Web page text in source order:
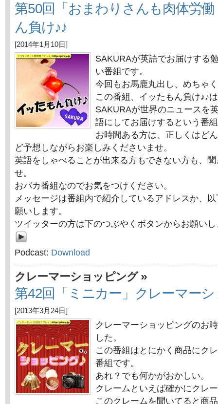
第50回「おまわりさんも肉体労
ん負け♪♪
[2014年1月10日]
SAKURAが英語でお届けする
い番組です。
今回もお馬鹿丸出し、めちゃ
この番組、イッたもん負け♪♪
SAKURAが世界のニュースを
語にしてお届けするという番
お時間ある方は、正しくはど
ど予想しながらお楽しみくださいませ。
英語をしゃべることが出来る方もできない方も、
せ。
おバカ番組なのでお気をつけください。
メッセージは番組内で紹介しているアドレスか、
願いします。
ツイッターの方は下のつぶやくボタンからお願い
Podcast: Download
クレーマーショッピング»
第42回「ミニカー」クレーマー
[2013年3月24日]
クレーマーショッピングのお
した。
この番組はとにかく商品にク
番組です。
あれ？でも何かがおかしい。
クレームといえば確かにクレ
このクレームを聞いてると商